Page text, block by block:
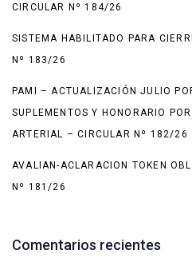
CIRCULAR Nº 184/26
SISTEMA HABILITADO PARA
Nº 183/26
PAMI – ACTUALIZACIÓN JULIO
SUPLEMENTOS Y HONORARIO
ARTERIAL – CIRCULAR Nº 182/26
AVALIAN-ACLARACION TOKEN
Nº 181/26
Comentarios recientes